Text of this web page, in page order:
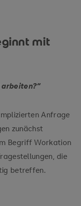
mit
Anfrage
zunächst
Begriff Workation
die
betreffen.